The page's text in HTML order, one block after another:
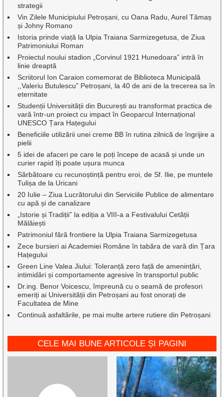
strategii
Vin Zilele Municipiului Petroșani, cu Oana Radu, Aurel Tămaș
și Johny Romano
Istoria prinde viață la Ulpia Traiana Sarmizegetusa, de Ziua
Patrimoniului Roman
Proiectul noului stadion „Corvinul 1921 Hunedoara” intră în
linie dreaptă
Scriitorul Ion Caraion comemorat de Biblioteca Municipală
,,Valeriu Butulescu” Petroșani, la 40 de ani de la trecerea sa în
eternitate
Studenții Universității din București au transformat practica de
vară într-un proiect cu impact în Geoparcul Internațional
UNESCO Țara Hațegului
Beneficiile utilizării unei creme BB în rutina zilnică de îngrijire a
pielii
5 idei de afaceri pe care le poți începe de acasă și unde un
curier rapid îți poate ușura munca
Sărbătoare cu recunoștință pentru eroi, de Sf. Ilie, pe muntele
Tulișa de la Uricani
20 Iulie – Ziua Lucrătorului din Serviciile Publice de alimentare
cu apă și de canalizare
„Istorie și Tradiții” la ediția a VIII-a a Festivalului Cetății
Mălăiești
Patrimoniul fără frontiere la Ulpia Traiana Sarmizegetusa
Zece bursieri ai Academiei Române în tabăra de vară din Țara
Hațegului
Green Line Valea Jiului: Toleranță zero față de amenințări,
intimidări și comportamente agresive în transportul public
Dr.ing. Benor Voicescu, împreună cu o seamă de profesori
emeriți ai Universității din Petroșani au fost onorați de
Facultatea de Mine
Continuă asfaltările, pe mai multe artere rutiere din Petroșani
CELE MAI BUNE ARTICOLE ȘI PAGINI